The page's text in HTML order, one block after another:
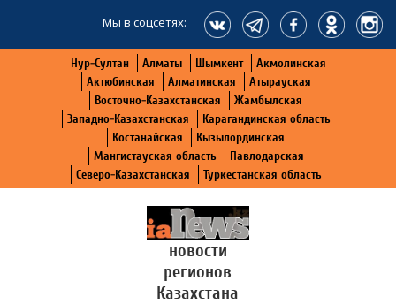
Мы в соцсетях:
Нур-Султан Алматы Шымкент
Акмолинская
Актюбинская
Алматинская
Атырауская
Восточно-Казахстанская
Жамбылская
Западно-Казахстанская
Карагандинская область
Костанайская
Кызылординская
Мангистауская область
Павлодарская
Северо-Казахстанская
Туркестанская область
новости
регионов
Казахстана